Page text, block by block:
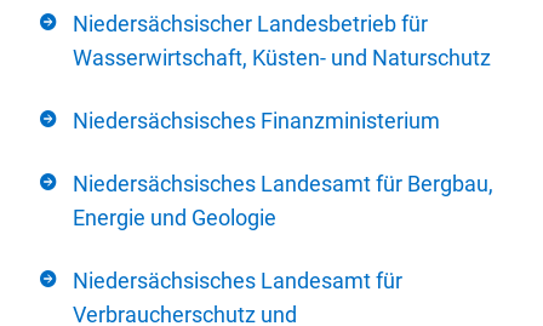
Niedersächsischer Landesbetrieb für
Wasserwirtschaft, Küsten- und Naturschutz
Niedersächsisches Finanzministerium
Niedersächsisches Landesamt für Bergbau,
Energie und Geologie
Niedersächsisches Landesamt für
Verbraucherschutz und